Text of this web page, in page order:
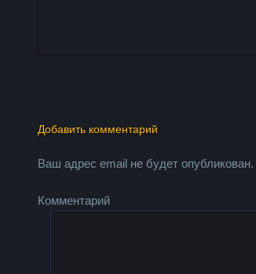
Добавить комментарий
Ваш адрес email не будет опубликован.
Комментарий